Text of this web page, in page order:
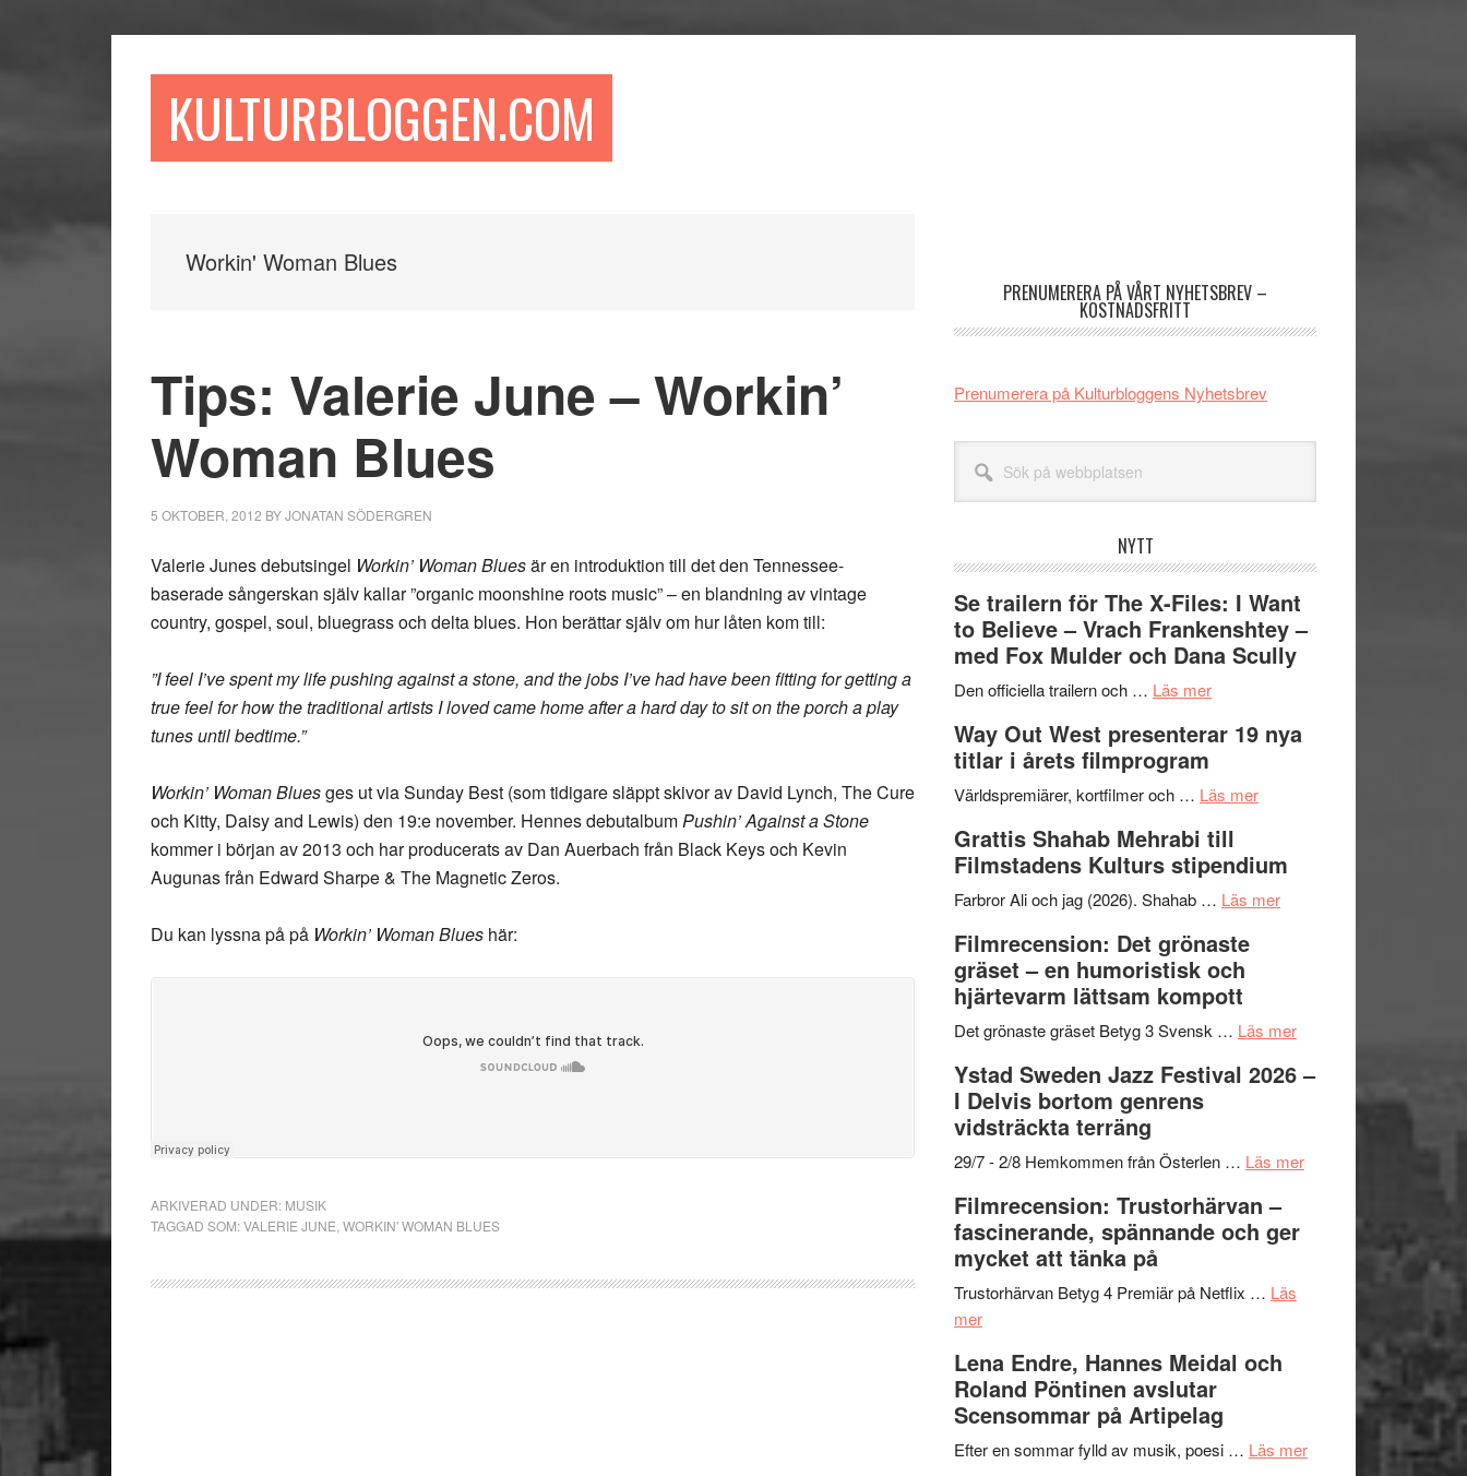
KULTURBLOGGEN.COM
Workin' Woman Blues
Tips: Valerie June – Workin’
Woman Blues
5 OKTOBER, 2012 BYJONATAN SÖDERGREN
Valerie Junes debutsingel Workin’ Woman Bluesär en introduktion till det den Tennessee-
baserade sångerskan själv kallar ”organic moonshine roots music” – en blandning av vintage
country, gospel, soul, bluegrass och delta blues. Hon berättar själv om hur låten kom till:
”I feel I’ve spent my life pushing against a stone, and the jobs I’ve had have been fitting for getting a
true feel for how the traditional artists I loved came home after a hard day to sit on the porch a play
tunes until bedtime.”
Workin’ Woman Bluesges ut via Sunday Best (som tidigare släppt skivor av David Lynch, The Cure
och Kitty, Daisy and Lewis) den 19:e november. Hennes debutalbumPushin’ Against a Stone
kommer i början av 2013 och har producerats av Dan Auerbach från Black Keys och Kevin
Augunas från Edward Sharpe & The Magnetic Zeros.
Du kan lyssna på på Workin’ Woman Blues här:
ARKIVERAD UNDER: MUSIK
TAGGAD SOM:VALERIE JUNE WORKIN' WOMAN BLUES
PRENUMERERA PÅ VÅRT NYHETSBREV –
KOSTNADSFRITT
Prenumerera på Kulturbloggens Nyhetsbrev
webbplatsen
NYTT
Se trailern för The X-Files: I Want
to Believe – Vrach Frankenshtey –
med Fox Mulder och Dana Scully
Den officiella trailern och … Läs merom
trailern
The
Files:
I
Want
Believe
–
Vrach
Frankenshtey
med
och
Scully
Way Out West presenterar 19 nya
titlar i årets filmprogram
Världspremiärer, kortfilmer och … Läs merom
West
presenterar
årets
Grattis Shahab Mehrabi till
Filmstadens Kulturs stipendium
Farbror Ali och jag (2026). Shahab … Läs merom
Filmstadens
stipendium
Filmrecension: Det grönaste
gräset – en humoristisk och
hjärtevarm lättsam kompott
Det grönaste gräset Betyg 3 Svensk … Läs merom
Det
–
och
Ystad Sweden Jazz Festival 2026 –
I Delvis bortom genrens
vidsträckta terräng
29/7 - 2/8 Hemkommen från Österlen … Läs merom
vidsträckta
Filmrecension: Trustorhärvan –
fascinerande, spännande och ger
mycket att tänka på
Trustorhärvan Betyg 4 Premiär på Netflix … Läs
merom
Trustorhärvan
–
fascinerande,
spännande
Lena Endre, Hannes Meidal och
Roland Pöntinen avslutar
Scensommar på Artipelag
Efter en sommar fylld av musik, poesi … Läs merom